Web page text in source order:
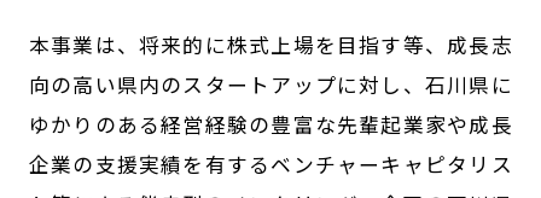
本事業は、将来的に株式上場を目指す等、成長志
向の高い県内のスタートアップに対し、石川県に
ゆかりのある経営経験の豊富な先輩起業家や成長
企業の支援実績を有するベンチャーキャピタリス